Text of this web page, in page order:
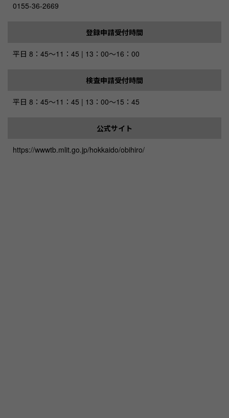
0155-36-2669
登録申請受付時間
平日 8：45～11：45 | 13：00～16：00
検査申請受付時間
平日 8：45～11：45 | 13：00～15：45
公式サイト
https://wwwtb.mlit.go.jp/hokkaido/obihiro/